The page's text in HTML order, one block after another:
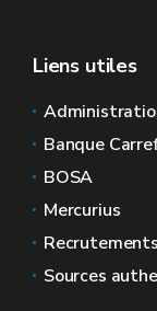
Liens utiles
Banque
BOSA
Mercurius
Recrutements
Sources